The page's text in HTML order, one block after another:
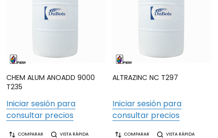
CHEM ALUM ANOADD 9000
T235
Iniciar sesión para
consultar precios
COMPARAR VISTA RÁPIDA
ALTRAZINC NC T297
Iniciar sesión para
consultar precios
COMPARAR VISTA RÁPIDA